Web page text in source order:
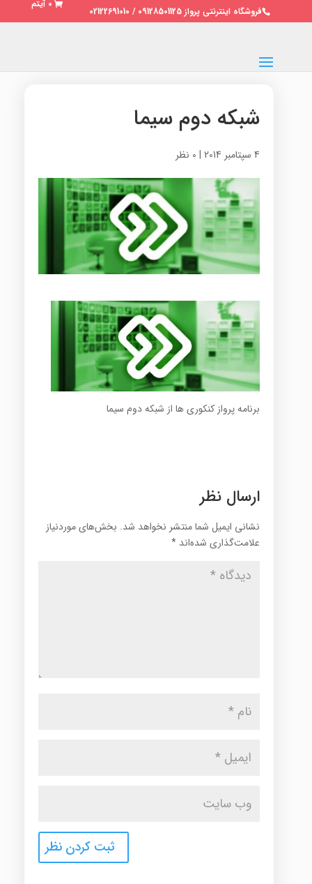
فروشگاه اینترنتی پرواز 09128501125 / 02122691010
0 آیتم
شبکه دوم سیما
4 سپتامبر 2014 | 0 نظر
برنامه پرواز کنکوری ها از شبکه دوم سیما
ارسال نظر
نشانی ایمیل شما منتشر نخواهد شد. بخش‌های موردنیاز
علامت‌گذاری شده‌اند *